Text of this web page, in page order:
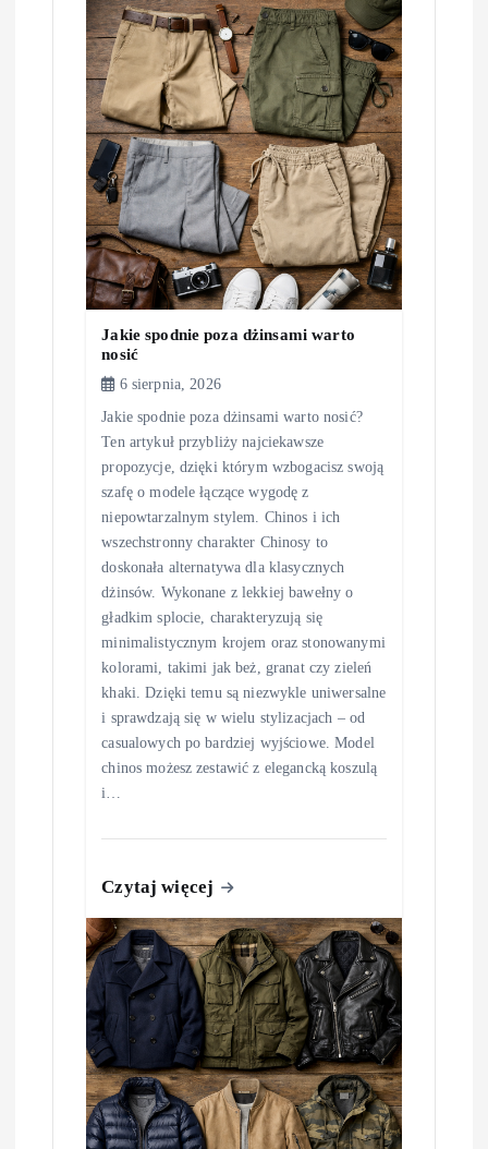
Jakie spodnie poza dżinsami warto
nosić
6 sierpnia, 2026
Jakie spodnie poza dżinsami warto nosić?
Ten artykuł przybliży najciekawsze
propozycje, dzięki którym wzbogacisz swoją
szafę o modele łączące wygodę z
niepowtarzalnym stylem. Chinos i ich
wszechstronny charakter Chinosy to
doskonała alternatywa dla klasycznych
dżinsów. Wykonane z lekkiej bawełny o
gładkim splocie, charakteryzują się
minimalistycznym krojem oraz stonowanymi
kolorami, takimi jak beż, granat czy zieleń
khaki. Dzięki temu są niezwykle uniwersalne
i sprawdzają się w wielu stylizacjach – od
casualowych po bardziej wyjściowe. Model
chinos możesz zestawić z elegancką koszulą
i…
Czytaj więcej